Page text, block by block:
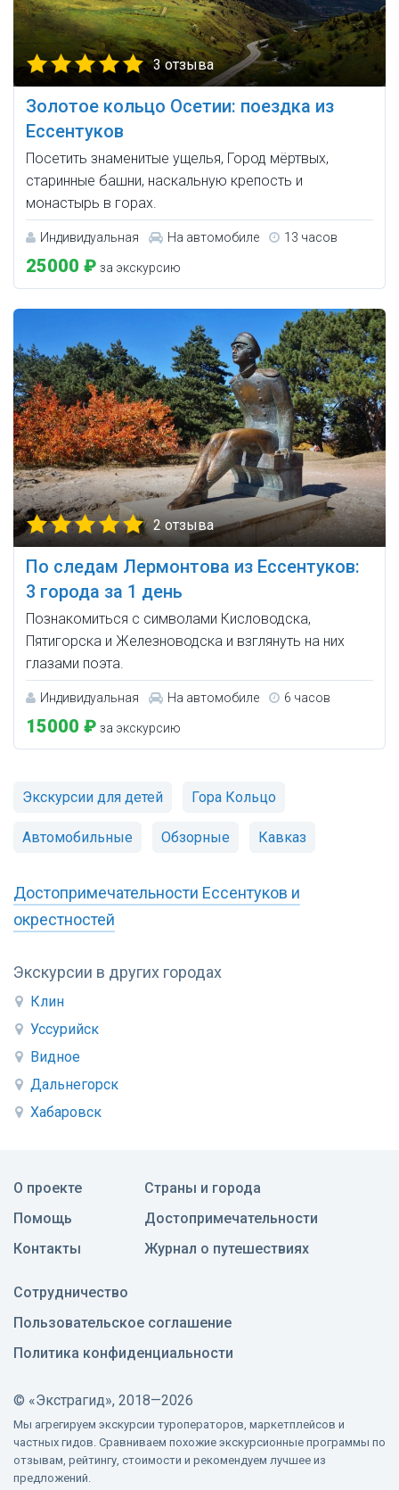
Экскурсии в других городах
Клин
Уссурийск
Видное
Дальнегорск
Хабаровск
3 отзыва
Золотое кольцо Осетии: поездка из
Ессентуков
Посетить знаменитые ущелья, Город мёртвых,
старинные башни, наскальную крепость и
монастырь в горах.
Индивидуальная На автомобиле 13 часов
25000 ₽ за экскурсию
2 отзыва
По следам Лермонтова из Ессентуков:
3 города за 1 день
Познакомиться с символами Кисловодска,
Пятигорска и Железноводска и взглянуть на них
глазами поэта.
Индивидуальная На автомобиле 6 часов
15000 ₽ за экскурсию
Экскурсии для детей Гора Кольцо
Автомобильные Обзорные Кавказ
Достопримечательности Ессентуков и
окрестностей
О проекте
Помощь
Контакты
Страны и города
Достопримечательности
Журнал о путешествиях
Сотрудничество
Пользовательское соглашение
Политика конфиденциальности
© «Экстрагид», 2018—2026
Мы агрегируем экскурсии туроператоров, маркетплейсов и
частных гидов. Сравниваем похожие экскурсионные программы по
отзывам, рейтингу, стоимости и рекомендуем лучшее из
предложений.